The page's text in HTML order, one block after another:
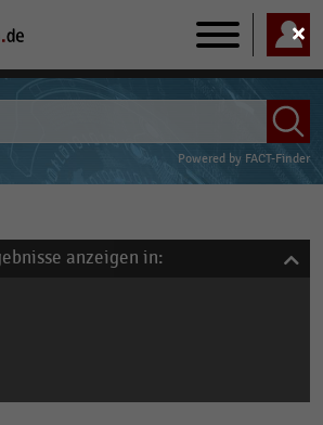
Main
navigation
Powered by FACT-Finder
anzeigen in: